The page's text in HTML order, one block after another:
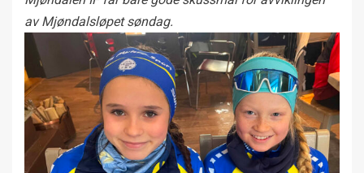
av Mjøndalsløpet søndag.